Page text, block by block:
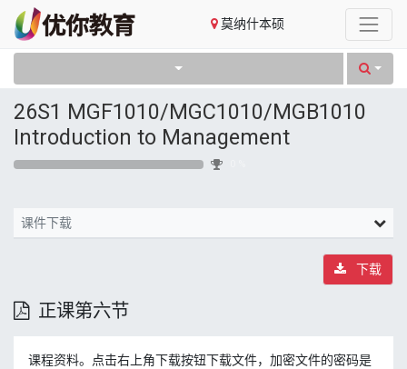
莫纳什本硕
26S1 MGF1010/MGC1010/MGB1010
Introduction to Management
课件下载
正课第六节
下载
课程资料。点击右上角下载按钮下载文件，加密文件的密码是